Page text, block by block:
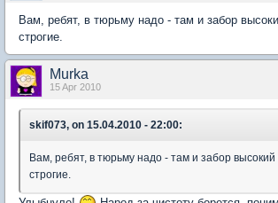
Вам, ребят, в тюрьму надо - там и забор
строгие.
Murka
15 Apr 2010
skif073, on 15.04.2010 - 22:00:
Вам, ребят, в тюрьму надо - там и забор высокий
строгие.